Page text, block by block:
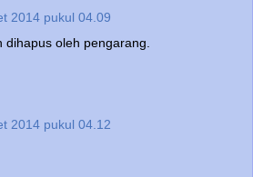
2014 pukul 04.09
dihapus oleh pengarang.
2014 pukul 04.12